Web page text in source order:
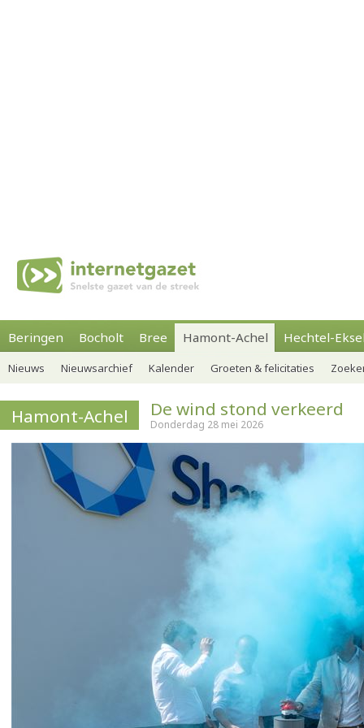
Beringen Bocholt Bree Hamont-Achel Hechtel-
Nieuws Nieuwsarchief Kalender Groeten & felicitaties
Hamont-Achel De wind stond verkeerd
Donderdag 28 mei 2026